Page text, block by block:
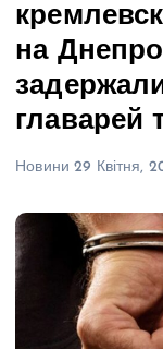
на
главарей
Новини 29 Квітня,